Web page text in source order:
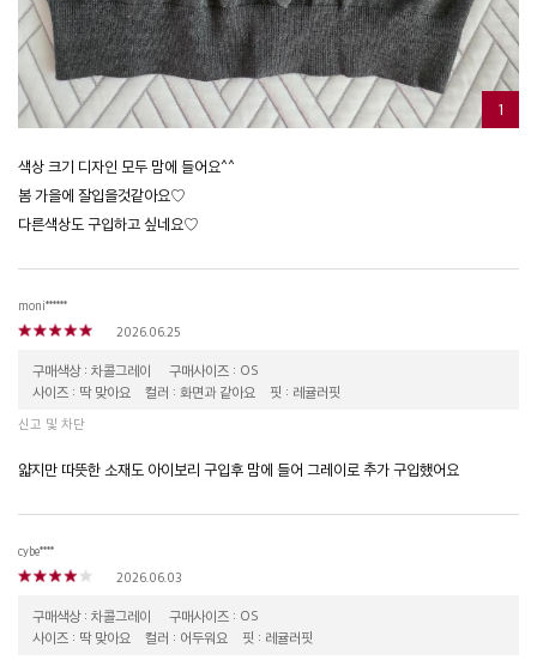
1
색상 크기 디자인 모두 맘에 들어요^^
봄 가을에 잘입을것같아요♡
다른색상도 구입하고 싶네요♡
moni******
2026.06.25
구매색상 : 차콜그레이
구매사이즈 : OS
사이즈 : 딱 맞아요
컬러 : 화면과 같아요 핏 : 레귤러핏
신고 및 차단
얇지만 따뜻한 소재도 아이보리 구입후 맘에 들어 그레이로 추가 구입했어요
cybe****
2026.06.03
구매색상 : 차콜그레이
구매사이즈 : OS
사이즈 : 딱 맞아요
컬러 : 어두워요 핏 : 레귤러핏